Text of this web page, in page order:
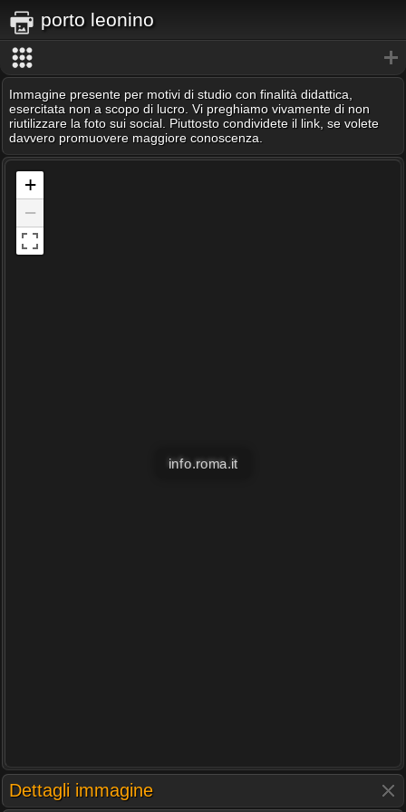
porto leonino
Immagine presente per motivi di studio con finalità didattica,
esercitata non a scopo di lucro. Vi preghiamo vivamente di non
riutilizzare la foto sui social. Piuttosto condividete il link, se volete
davvero promuovere maggiore conoscenza.
+
−
info.roma.it
Dettagli immagine